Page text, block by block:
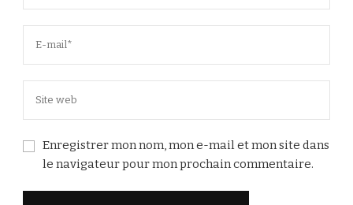
Enregistrer mon nom, mon e-mail et mon site dans
le navigateur pour mon prochain commentaire.